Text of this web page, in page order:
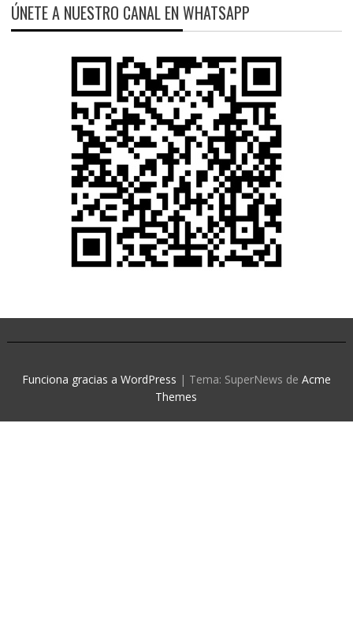
ÚNETE A NUESTRO CANAL EN WHATSAPP
Funciona gracias a WordPress | Tema: SuperNews de Acme
Themes